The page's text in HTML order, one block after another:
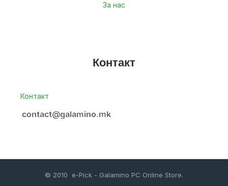
За нас
Контакт
Контакт
© 2010 e-Pick - Galamino PC Online Store.